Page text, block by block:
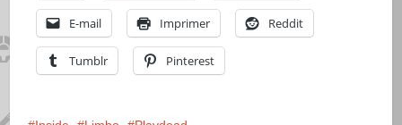
E-mail Imprimer Reddit
Tumblr Pinterest